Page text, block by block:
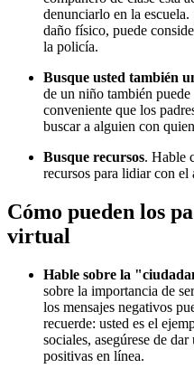
denunciarlo en la
daño físico, puede
la policía.
Busque usted también
de un niño también puede
conveniente que los
buscar a alguien con
Busque recursos. Hable
recursos para lidiar con el
Cómo pueden los
virtual
Hable sobre la
sobre la importancia de
los mensajes negativos
recuerde: usted es el
sociales, asegúrese de
positivas en línea.